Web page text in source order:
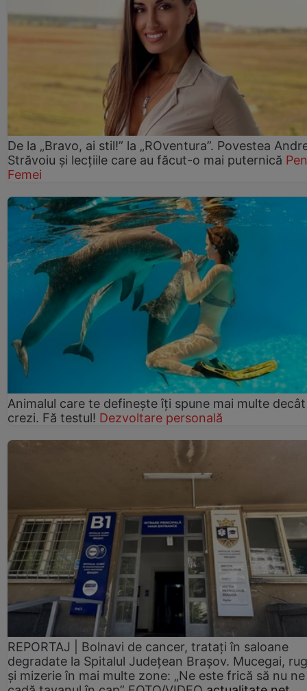
De la „Bravo, ai stil!” la „ROventura”. Povestea
Străvoiu și lecțiile care au făcut-o mai puternică
Femei
Animalul care te definește îți spune mai multe decât
crezi. Fă testul! Dezvoltare personală
REPORTAJ | Bolnavi de cancer, tratați în saloane
degradate la Spitalul Județean Brașov. Mucegai,
și mizerie în mai multe zone: „Ne este frică să nu ne